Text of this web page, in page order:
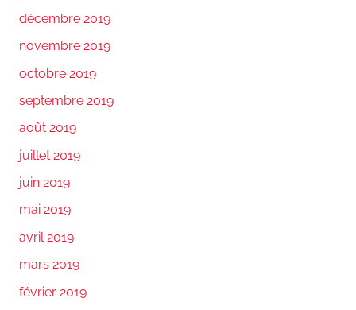
décembre 2019
novembre 2019
octobre 2019
septembre 2019
août 2019
juillet 2019
juin 2019
mai 2019
avril 2019
mars 2019
février 2019